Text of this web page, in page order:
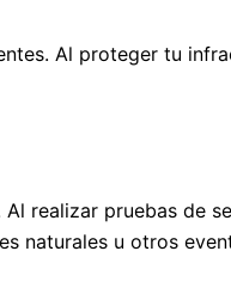
Al proteger tu
realizar pruebas de
naturales u otros